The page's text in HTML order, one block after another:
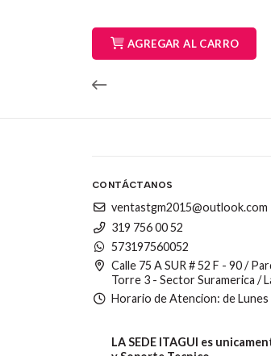
AGREGAR AL CARRO
CONTÁCTANOS
ventastgm2015@outlook.com
319 756 00 52
573197560052
Calle 75 A SUR # 52 F - 90 /
Torre 3 - Sector Suramerica /
Horario de Atencion: de Lunes
LA SEDE ITAGUI es